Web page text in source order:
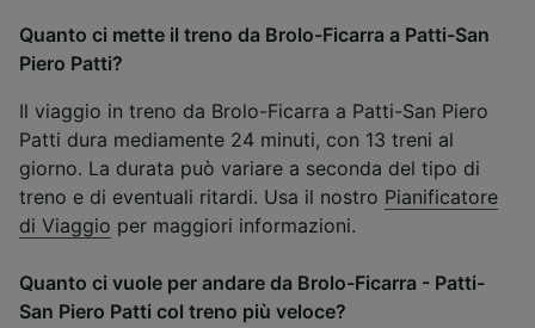
Quanto ci mette il treno da Brolo-Ficarra a Patti-San
Piero Patti?
Il viaggio in treno da Brolo-Ficarra a Patti-San Piero
Patti dura mediamente 24 minuti, con 13 treni al
giorno. La durata può variare a seconda del tipo di
treno e di eventuali ritardi. Usa il nostro Pianificatore
di Viaggio per maggiori informazioni.
Quanto ci vuole per andare da Brolo-Ficarra - Patti-
San Piero Patti col treno più veloce?